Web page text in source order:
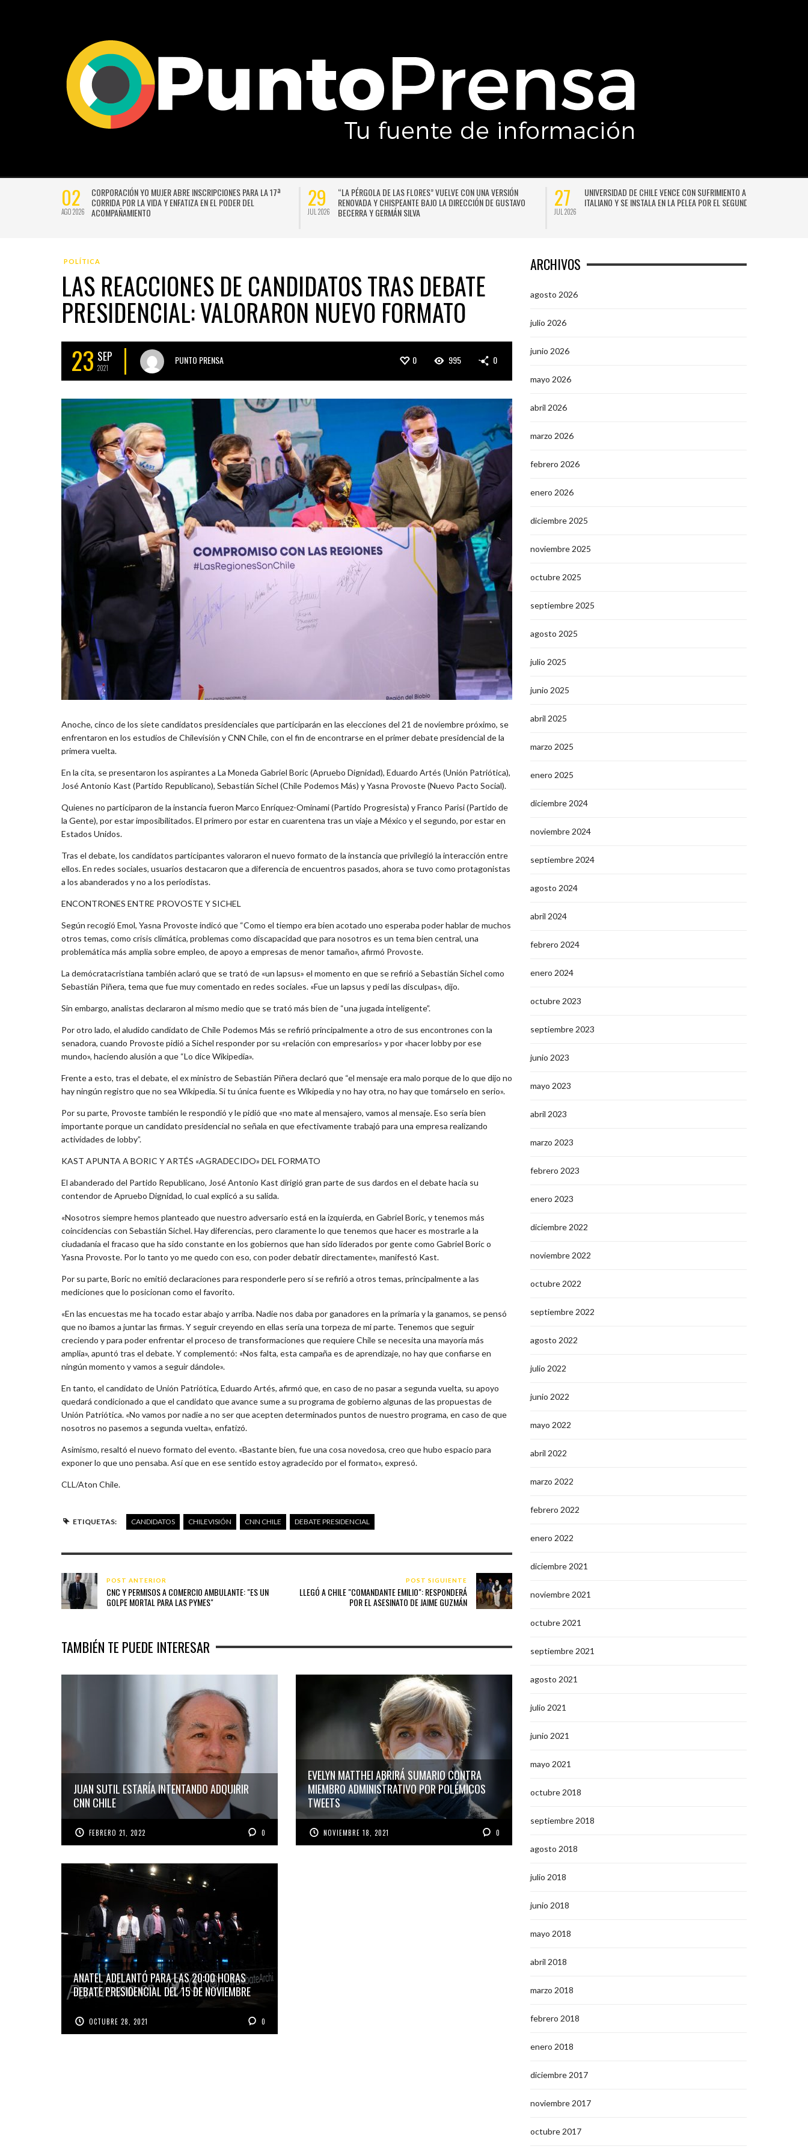
02
AGO 2026
CORPORACIÓN YO MUJER ABRE INSCRIPCIONES PARA LA 17ª
CORRIDA POR LA VIDA Y ENFATIZA EN EL PODER DEL
ACOMPAÑAMIENTO
29
JUL 2026
“LA PÉRGOLA DE LAS FLORES” VUELVE CON UNA VERSIÓN
RENOVADA Y CHISPEANTE BAJO LA DIRECCIÓN DE GUSTAVO
BECERRA Y GERMÁN SILVA
27
JUL 2026
UNIVERSIDAD DE CHILE VENCE CON SUFRIMIENTO A AUDAX
ITALIANO Y SE INSTALA EN LA PELEA POR EL SEGUNDO LUGAR
POLÍTICA
LAS REACCIONES DE CANDIDATOS TRAS DEBATE
PRESIDENCIAL: VALORARON NUEVO FORMATO
23 SEP
2021
PUNTO PRENSA 0 995 0
Anoche, cinco de los siete candidatos presidenciales que participarán en las elecciones del 21 de noviembre próximo, se
enfrentaron en los estudios de Chilevisión y CNN Chile, con el fin de encontrarse en el primer debate presidencial de la
primera vuelta.
En la cita, se presentaron los aspirantes a La Moneda Gabriel Boric (Apruebo Dignidad), Eduardo Artés (Unión Patriótica),
José Antonio Kast (Partido Republicano), Sebastián Sichel (Chile Podemos Más) y Yasna Provoste (Nuevo Pacto Social).
Quienes no participaron de la instancia fueron Marco Enríquez-Ominami (Partido Progresista) y Franco Parisi (Partido de
la Gente), por estar imposibilitados. El primero por estar en cuarentena tras un viaje a México y el segundo, por estar en
Estados Unidos.
Tras el debate, los candidatos participantes valoraron el nuevo formato de la instancia que privilegió la interacción entre
ellos. En redes sociales, usuarios destacaron que a diferencia de encuentros pasados, ahora se tuvo como protagonistas
a los abanderados y no a los periodistas.
ENCONTRONES ENTRE PROVOSTE Y SICHEL
Según recogió Emol, Yasna Provoste indicó que “Como el tiempo era bien acotado uno esperaba poder hablar de muchos
otros temas, como crisis climática, problemas como discapacidad que para nosotros es un tema bien central, una
problemática más amplia sobre empleo, de apoyo a empresas de menor tamaño», afirmó Provoste.
La demócratacristiana también aclaró que se trató de «un lapsus» el momento en que se refirió a Sebastián Sichel como
Sebastián Piñera, tema que fue muy comentado en redes sociales. «Fue un lapsus y pedí las disculpas», dijo.
Sin embargo, analistas declararon al mismo medio que se trató más bien de “una jugada inteligente”.
Por otro lado, el aludido candidato de Chile Podemos Más se refirió principalmente a otro de sus encontrones con la
senadora, cuando Provoste pidió a Sichel responder por su «relación con empresarios» y por «hacer lobby por ese
mundo», haciendo alusión a que “Lo dice Wikipedia».
Frente a esto, tras el debate, el ex ministro de Sebastián Piñera declaró que “el mensaje era malo porque de lo que dijo no
hay ningún registro que no sea Wikipedia. Si tu única fuente es Wikipedia y no hay otra, no hay que tomárselo en serio».
Por su parte, Provoste también le respondió y le pidió que «no mate al mensajero, vamos al mensaje. Eso sería bien
importante porque un candidato presidencial no señala en que efectivamente trabajó para una empresa realizando
actividades de lobby”.
KAST APUNTA A BORIC Y ARTÉS «AGRADECIDO» DEL FORMATO
El abanderado del Partido Republicano, José Antonio Kast dirigió gran parte de sus dardos en el debate hacia su
contendor de Apruebo Dignidad, lo cual explicó a su salida.
«Nosotros siempre hemos planteado que nuestro adversario está en la izquierda, en Gabriel Boric, y tenemos más
coincidencias con Sebastián Sichel. Hay diferencias, pero claramente lo que tenemos que hacer es mostrarle a la
ciudadanía el fracaso que ha sido constante en los gobiernos que han sido liderados por gente como Gabriel Boric o
Yasna Provoste. Por lo tanto yo me quedo con eso, con poder debatir directamente», manifestó Kast.
Por su parte, Boric no emitió declaraciones para responderle pero sí se refirió a otros temas, principalmente a las
mediciones que lo posicionan como el favorito.
«En las encuestas me ha tocado estar abajo y arriba. Nadie nos daba por ganadores en la primaria y la ganamos, se pensó
que no íbamos a juntar las firmas. Y seguir creyendo en ellas sería una torpeza de mi parte. Tenemos que seguir
creciendo y para poder enfrentar el proceso de transformaciones que requiere Chile se necesita una mayoría más
amplia», apuntó tras el debate. Y complementó: «Nos falta, esta campaña es de aprendizaje, no hay que confiarse en
ningún momento y vamos a seguir dándole».
En tanto, el candidato de Unión Patriótica, Eduardo Artés, afirmó que, en caso de no pasar a segunda vuelta, su apoyo
quedará condicionado a que el candidato que avance sume a su programa de gobierno algunas de las propuestas de
Unión Patriótica. «No vamos por nadie a no ser que acepten determinados puntos de nuestro programa, en caso de que
nosotros no pasemos a segunda vuelta», enfatizó.
Asimismo, resaltó el nuevo formato del evento. «Bastante bien, fue una cosa novedosa, creo que hubo espacio para
exponer lo que uno pensaba. Así que en ese sentido estoy agradecido por el formato», expresó.
CLL/Aton Chile.
ETIQUETAS: CANDIDATOS CHILEVISIÓN CNN CHILE DEBATE PRESIDENCIAL
POST ANTERIOR
CNC Y PERMISOS A COMERCIO AMBULANTE: "ES UN
GOLPE MORTAL PARA LAS PYMES"
POST SIGUIENTE
LLEGÓ A CHILE "COMANDANTE EMILIO": RESPONDERÁ
POR EL ASESINATO DE JAIME GUZMÁN
TAMBIÉN TE PUEDE INTERESAR
JUAN SUTIL ESTARÍA INTENTANDO ADQUIRIR
CNN CHILE
FEBRERO 21, 2022 0
EVELYN MATTHEI ABRIRÁ SUMARIO CONTRA
MIEMBRO ADMINISTRATIVO POR POLÉMICOS
TWEETS
NOVIEMBRE 18, 2021 0
ANATEL ADELANTÓ PARA LAS 20:00 HORAS
DEBATE PRESIDENCIAL DEL 15 DE NOVIEMBRE
OCTUBRE 28, 2021 0
ARCHIVOS
agosto 2026
julio 2026
junio 2026
mayo 2026
abril 2026
marzo 2026
febrero 2026
enero 2026
diciembre 2025
noviembre 2025
octubre 2025
septiembre 2025
agosto 2025
julio 2025
junio 2025
abril 2025
marzo 2025
enero 2025
diciembre 2024
noviembre 2024
septiembre 2024
agosto 2024
abril 2024
febrero 2024
enero 2024
octubre 2023
septiembre 2023
junio 2023
mayo 2023
abril 2023
marzo 2023
febrero 2023
enero 2023
diciembre 2022
noviembre 2022
octubre 2022
septiembre 2022
agosto 2022
julio 2022
junio 2022
mayo 2022
abril 2022
marzo 2022
febrero 2022
enero 2022
diciembre 2021
noviembre 2021
octubre 2021
septiembre 2021
agosto 2021
julio 2021
junio 2021
mayo 2021
octubre 2018
septiembre 2018
agosto 2018
julio 2018
junio 2018
mayo 2018
abril 2018
marzo 2018
febrero 2018
enero 2018
diciembre 2017
noviembre 2017
octubre 2017